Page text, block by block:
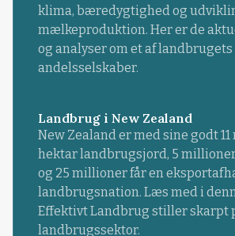
klima, bæredygtighed og
mælkeproduktion. Her er de
og analyser om et af
andelsselskaber.
Landbrug i New Zealand
New Zealand er med sine godt
hektar landbrugsjord, 5
og 25 millioner får en
landbrugsnation. Læs med i
Effektivt Landbrug stiller skarpt
landbrugssektor.